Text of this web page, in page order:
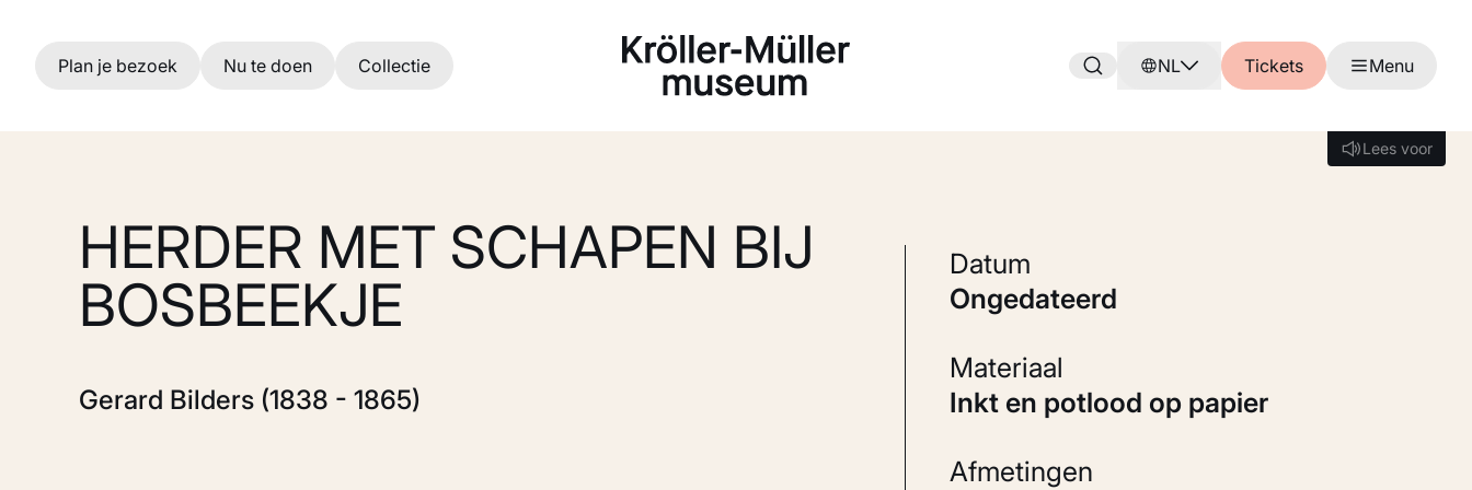
Ga naar hoofdinhoud
Plan je bezoek Nu te doen Collectie NL Tickets Menu
Lees voor
Lees voor
HERDER MET SCHAPEN BIJ
BOSBEEKJE
Gerard Bilders (1838 - 1865)
Datum
ongedateerd
Materiaal
Inkt en potlood op papier
Afmetingen